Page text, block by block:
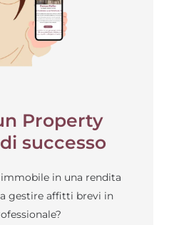
Property
successo
in una rendita
gestire affitti brevi in